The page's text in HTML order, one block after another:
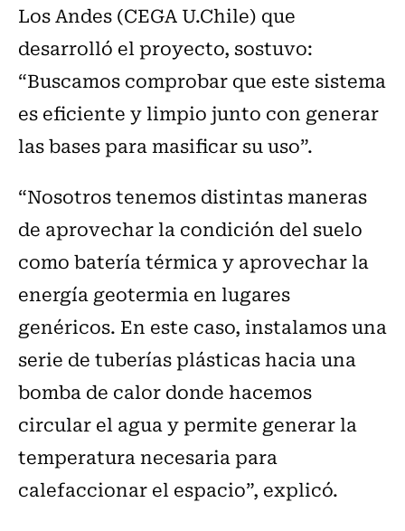
Los Andes (CEGA U.Chile) que
desarrolló el proyecto, sostuvo:
“Buscamos comprobar que este sistema
es eficiente y limpio junto con generar
las bases para masificar su uso”.
“Nosotros tenemos distintas maneras
de aprovechar la condición del suelo
como batería térmica y aprovechar la
energía geotermia en lugares
genéricos. En este caso, instalamos una
serie de tuberías plásticas hacia una
bomba de calor donde hacemos
circular el agua y permite generar la
temperatura necesaria para
calefaccionar el espacio”, explicó.